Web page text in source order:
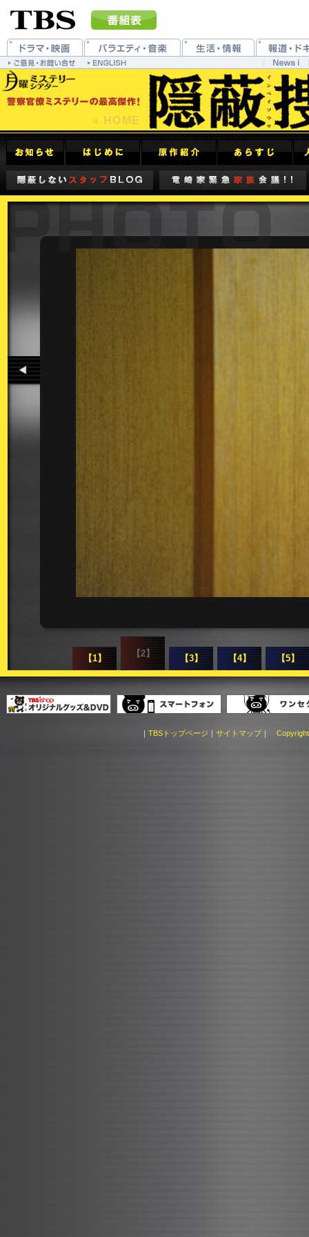
« HOME
【1】 【2】 【3】 【4】 【5】
｜ TBSトップページ ｜ サイトマップ｜ Copyright